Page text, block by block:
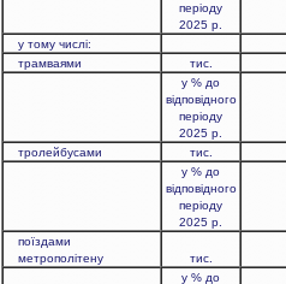
періоду
2025 р.
у тому числі:
трамваями
тис.
у % до
відповідного
періоду
2025 р.
тролейбусами
тис.
у % до
відповідного
періоду
2025 р.
поїздами
метрополітену
тис.
у % до